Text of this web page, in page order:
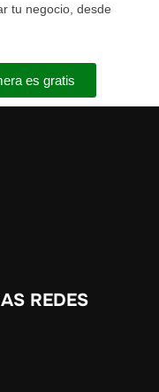
tu negocio, desde
es gratis
REDES